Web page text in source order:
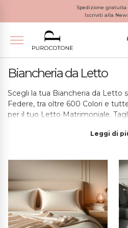
Spedizione gratuita
Iscriviti alla
Biancheria da Letto
Scegli la tua Biancheria da Letto
Federe, tra oltre 600 Colori e
per il tuo Letto Matrimoniale.
rispecchi al 100% i canoni della
contenuti in delle Confezioni
anch’esse artigianalmente con
della lavorazione di Lenzuola,
Biancheria per la Casa che
Acquistare Biancheria
Leggi di